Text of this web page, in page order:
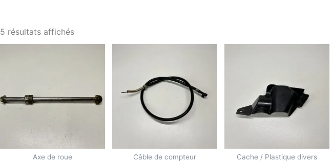
5 résultats affichés
Axe de roue Câble de compteur Cache / Plastique divers